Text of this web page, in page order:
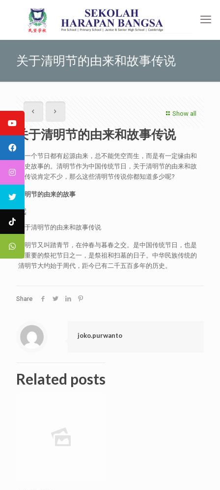
关于清明节的由来和故事传说
Show all
关于清明节的由来和故事传说
每一个节日都有起源由来，总不能凭空而生，而是有一定缘由和
历史故事的。清明节作为中国传统节日，关于清明节的由来和故
事传说肯定不少，那么这些清明节传说你都知道多少呢?
清明节的由来的故事
关于清明节的由来和故事传说
清明节又叫踏青节，在仲春与暮春之交。是中国传统节日，也是
最重要的祭祀节日之一，是祭祖和扫墓的日子。中华民族传统的
清明节大约始于周代，距今已有二千五百多年的历史。
Share
joko.purwanto
Related posts